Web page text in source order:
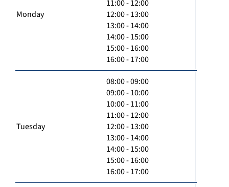
Monday
11:00 - 12:00
12:00 - 13:00
13:00 - 14:00
14:00 - 15:00
15:00 - 16:00
16:00 - 17:00
Tuesday
08:00 - 09:00
09:00 - 10:00
10:00 - 11:00
11:00 - 12:00
12:00 - 13:00
13:00 - 14:00
14:00 - 15:00
15:00 - 16:00
16:00 - 17:00